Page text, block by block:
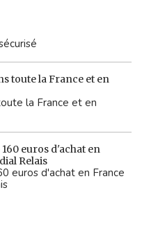
la France et en
euros d'achat en France